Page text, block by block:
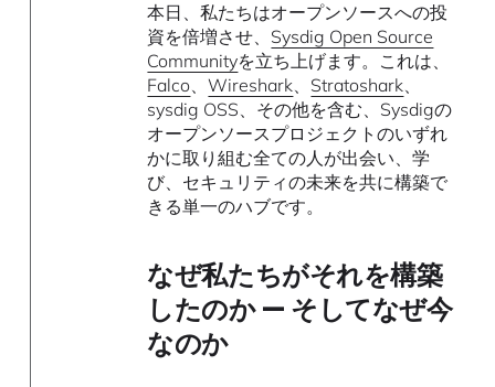
本日、私たちはオープンソースへの投
資を倍増させ、 Sysdig Open Source
Communityを立ち上げます。これは、
Falco、Wireshark、 Stratoshark、
sysdig OSS、その他を含む、Sysdigの
オープンソースプロジェクトのいずれ
かに取り組む全ての人が出会い、学
び、セキュリティの未来を共に構築で
きる単一のハブです。
なぜ私たちがそれを構築
したのか — そしてなぜ今
なのか